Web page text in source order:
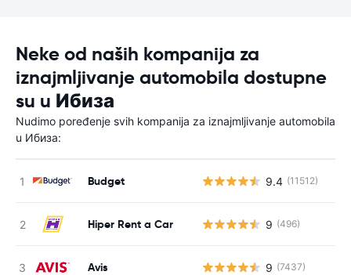
Neke od naših kompanija za
iznajmljivanje automobila dostupne
su u Ибиза
Nudimo poređenje svih kompanija za iznajmljivanje automobila
u Ибиза:
Budget 9.4 (11512)
Hiper Rent a Car 9 (496)
Avis 9 (7437)